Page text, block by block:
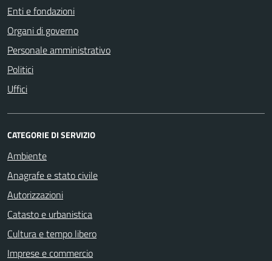
Enti e fondazioni
Organi di governo
Personale amministrativo
Politici
Uffici
CATEGORIE DI SERVIZIO
Ambiente
Anagrafe e stato civile
Autorizzazioni
Catasto e urbanistica
Cultura e tempo libero
Imprese e commercio